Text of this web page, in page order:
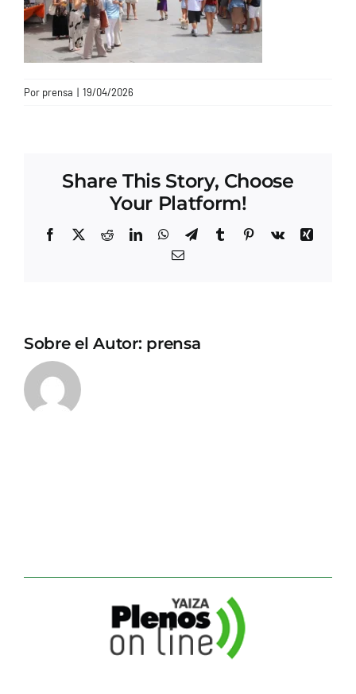
Por prensa | 19/04/2026
Share This Story, Choose
Your Platform!
Facebook
X RedditLinkedInWhatsApp
TelegramTumblrPinterest
Vk
Xing
Correo
Sobre el Autor: prensa